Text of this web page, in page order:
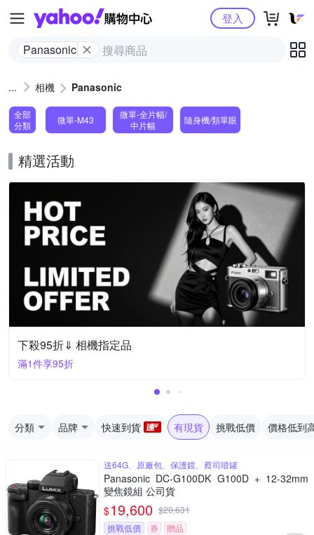
Yahoo購物中心
Panasonic
登入
相機 Panasonic
全部
分類
微單-M43
微單-全片幅/
中片幅
隨身機/類單眼
精選活動
下殺95折⇓ 相機指定品
滿1件享95折
分類 品牌 快速到貨 有現貨 挑戰低價 價格低到
送64G、原廠包、保護鏡、蔡司噴罐
Panasonic DC-G100DK G100D + 12-32mm
變焦鏡組 公司貨
$19,600 $20,631
挑戰低價
券 贈品